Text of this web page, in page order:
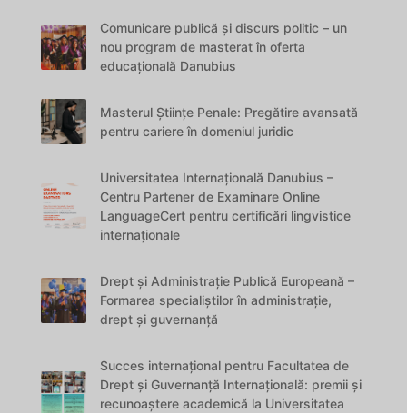
Comunicare publică și discurs politic – un
nou program de masterat în oferta
educațională Danubius
Masterul Științe Penale: Pregătire avansată
pentru cariere în domeniul juridic
Universitatea Internațională Danubius –
Centru Partener de Examinare Online
LanguageCert pentru certificări lingvistice
internaționale
Drept și Administrație Publică Europeană –
Formarea specialiștilor în administrație,
drept și guvernanță
Succes internațional pentru Facultatea de
Drept și Guvernanță Internațională: premii și
recunoaștere academică la Universitatea